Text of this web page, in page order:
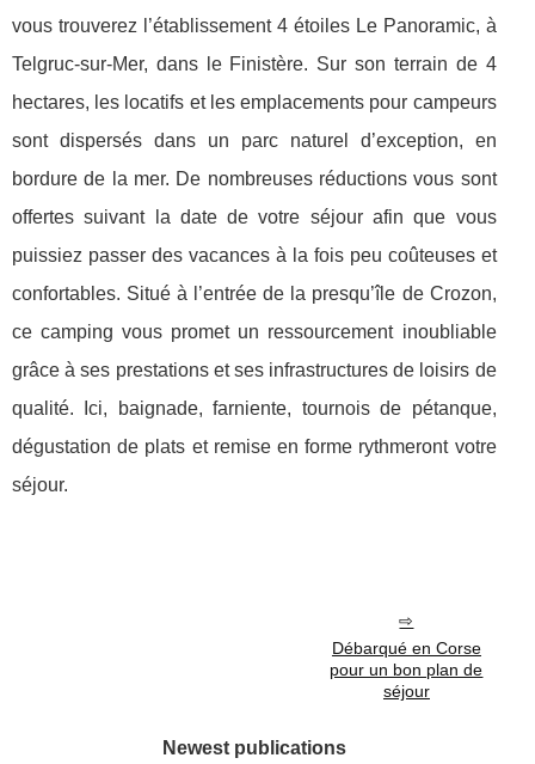
vous trouverez l’établissement 4 étoiles Le Panoramic, à
Telgruc-sur-Mer, dans le Finistère. Sur son terrain de 4
hectares, les locatifs et les emplacements pour campeurs
sont dispersés dans un parc naturel d’exception, en
bordure de la mer. De nombreuses réductions vous sont
offertes suivant la date de votre séjour afin que vous
puissiez passer des vacances à la fois peu coûteuses et
confortables. Situé à l’entrée de la presqu’île de Crozon,
ce camping vous promet un ressourcement inoubliable
grâce à ses prestations et ses infrastructures de loisirs de
qualité. Ici, baignade, farniente, tournois de pétanque,
dégustation de plats et remise en forme rythmeront votre
séjour.
Débarqué en Corse
pour un bon plan de
séjour
Newest publications